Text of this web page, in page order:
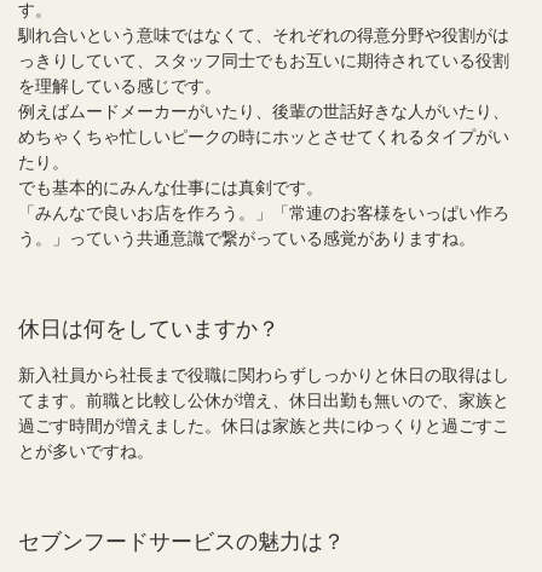
す。
馴れ合いという意味ではなくて、それぞれの得意分野や役割がは
っきりしていて、スタッフ同士でもお互いに期待されている役割
を理解している感じです。
例えばムードメーカーがいたり、後輩の世話好きな人がいたり、
めちゃくちゃ忙しいピークの時にホッとさせてくれるタイプがい
たり。
でも基本的にみんな仕事には真剣です。
「みんなで良いお店を作ろう。」「常連のお客様をいっぱい作ろ
う。」っていう共通意識で繋がっている感覚がありますね。
休日は何をしていますか？
新入社員から社長まで役職に関わらずしっかりと休日の取得はし
てます。前職と比較し公休が増え、休日出勤も無いので、家族と
過ごす時間が増えました。休日は家族と共にゆっくりと過ごすこ
とが多いですね。
セブンフードサービスの魅力は？